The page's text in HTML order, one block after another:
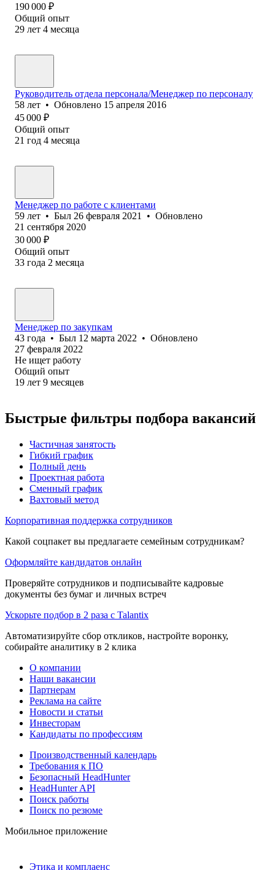
190 000 ₽
Общий опыт
29 лет 4 месяца
Руководитель отдела персонала/Менеджер по персоналу
58 лет • Обновлено 15 апреля 2016
45 000 ₽
Общий опыт
21 год 4 месяца
Менеджер по работе с клиентами
59 лет • Был 26 февраля 2021 • Обновлено
21 сентября 2020
30 000 ₽
Общий опыт
33 года 2 месяца
Менеджер по закупкам
43 года • Был 12 марта 2022 • Обновлено
27 февраля 2022
Не ищет работу
Общий опыт
19 лет 9 месяцев
Быстрые фильтры подбора вакансий
Частичная занятость
Гибкий график
Полный день
Проектная работа
Сменный график
Вахтовый метод
Корпоративная поддержка сотрудников
Какой соцпакет вы предлагаете семейным сотрудникам?
Оформляйте кандидатов онлайн
Проверяйте сотрудников и подписывайте кадровые
документы без бумаг и личных встреч
Ускорьте подбор в 2 раза с Talantix
Автоматизируйте сбор откликов, настройте воронку,
собирайте аналитику в 2 клика
О компании
Наши вакансии
Партнерам
Реклама на сайте
Новости и статьи
Инвесторам
Кандидаты по профессиям
Производственный календарь
Требования к ПО
Безопасный HeadHunter
HeadHunter API
Поиск работы
Поиск по резюме
Мобильное приложение
Этика и комплаенс